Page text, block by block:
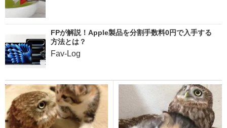
FPが解説！Apple製品を分割手数料0円で入手する
方法とは？
Fav-Log